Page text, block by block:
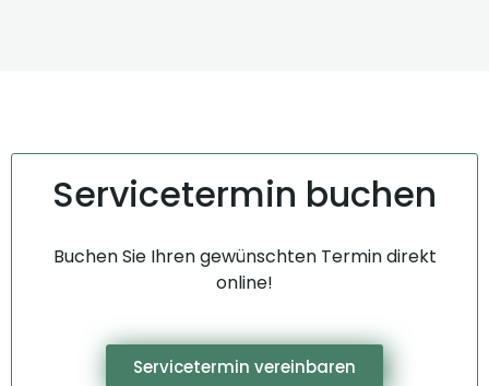
Servicetermin buchen
Buchen Sie Ihren gewünschten Termin direkt
online!
Servicetermin vereinbaren